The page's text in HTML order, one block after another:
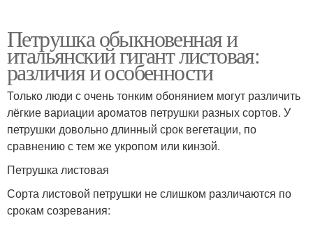
Петрушка обыкновенная и
итальянский гигант листовая:
различия и особенности
Только люди с очень тонким обонянием могут различить
лёгкие вариации ароматов петрушки разных сортов. У
петрушки довольно длинный срок вегетации, по
сравнению с тем же укропом или кинзой.
Петрушка листовая
Сорта листовой петрушки не слишком различаются по
срокам созревания: